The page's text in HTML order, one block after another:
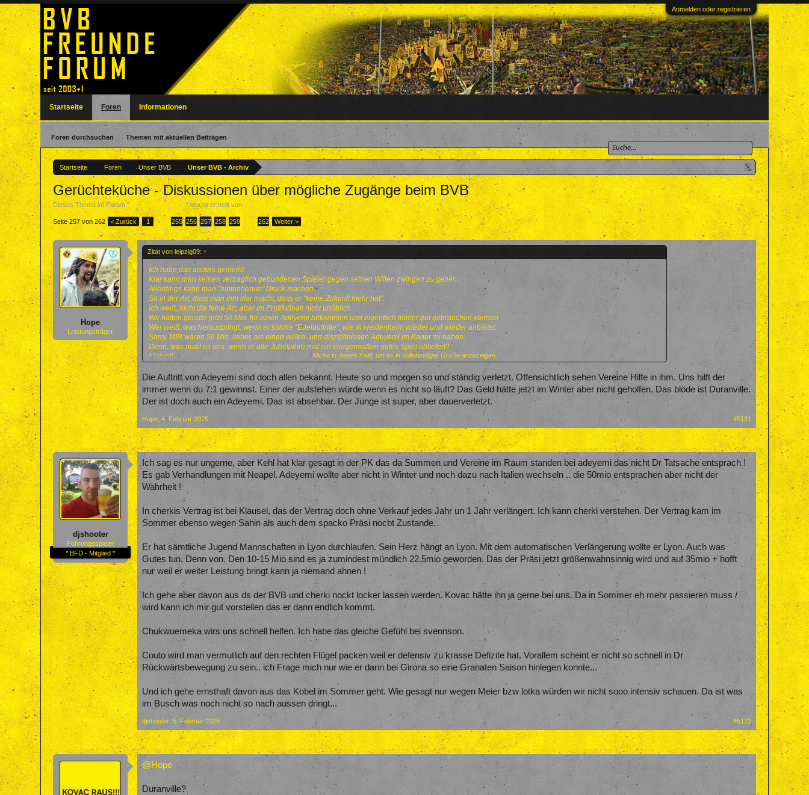
Anmelden oder registrieren
Startseite Foren Unser BVB Unser BVB - Archiv
Gerüchteküche - Diskussionen über mögliche Zugänge beim BVB
Dieses Thema im Forum "Unser BVB - Archiv" wurde erstellt vonhotzenplotz 5. August 2018.
Seite 257 von 262 < Zurück 1 ← 255 256 257 258 259 → 262 Weiter >
Hope
Leistungsträger
Zitat von leipzig09: ↑
Ich habe das anders gemeint.
Klar kann man keinen vertraglich gebundenen Spieler gegen seinen Willen zwingen zu gehen.
Allerdings kann man "hintenherum" Druck machen.
So in der Art, dass man ihm klar macht, dass er "keine Zukunft mehr hat".
Ich weiß, nicht die feine Art, aber im Profifußball nicht unüblich.
Wir hätten gerade jetzt 50 Mio. für einen Adeyemi bekommen und eigentlich immer gut gebrauchen können.
Wer weiß, was herauspringt, wenn er solche "Edelauftritte", wie in Heidenheim wieder und wieder anbietet.
Sorry, MIR wären 50 Mio. lieber, als einen willen- und disziplinlosen Adeyemi im Kader zu haben.
Denn, was nützt es uns, wenn er alle Jubeljahre mal ein einigermaßen gutes Spiel abliefert?
Nichts!!
Im Gegenteil, er verschlingt für sehr, sehr wenig sein fettes Gehalt, blockiert z.B. Duranville den Platz bzw. dessen Weiterentwicklung.
Sorry, irgendwie fände ich es da richtig, wenn man ihm eine Ansage gemacht hätte, zu gehen.
Vielleicht hat man das ja sogar und er ist trotzdem nicht bereit gewesen, zu gehen.
Dann hast Du natürlich recht.
Es ist aus vertraglicher Sicht legitim, wenn er ablehnt.
Aus meiner Sicht ist es trotzdem beschissen, denn wer weiß, ob jemand bei weiteren "Heidenheim-Auftritten" jemals wieder 50 Mille für den bietet.
Klicke in dieses Feld, um es in vollständiger Größe anzuzeigen.
Die Auftritt von Adeyemi sind doch allen bekannt. Heute so und morgen so und ständig verletzt. Offensichtlich sehen Vereine Hilfe in ihm. Uns hilft der
immer wenn du 7:1 gewinnst. Einer der aufstehen würde wenn es nicht so läuft? Das Geld hätte jetzt im Winter aber nicht geholfen. Das blöde ist Duranville.
Der ist doch auch ein Adeyemi. Das ist absehbar. Der Junge ist super, aber dauerverletzt.
Hope 4. Februar 2025 #5121
djshooter
Führungsspieler
* BFD - Mitglied *
Ich sag es nur ungerne, aber Kehl hat klar gesagt in der PK das da Summen und Vereine im Raum standen bei adeyemi das nicht Dr Tatsache entsprach !
Es gab Verhandlungen mit Neapel. Adeyemi wollte aber nicht in Winter und noch dazu nach Italien wechseln .. die 50mio entsprachen aber nicht der
Wahrheit !
In cherkis Vertrag ist bei Klausel, das der Vertrag doch ohne Verkauf jedes Jahr un 1 Jahr verlängert. Ich kann cherki verstehen. Der Vertrag kam im
Sommer ebenso wegen Sahin als auch dem spacko Präsi nocbt Zustande..
Er hat sämtliche Jugend Mannschaften in Lyon durchlaufen. Sein Herz hängt an Lyon. Mit dem automatischen Verlängerung wollte er Lyon. Auch was
Gutes tun. Denn von. Den 10-15 Mio sind es ja zumindest mündlich 22.5mio geworden. Das der Präsi jetzt größenwahnsinnig wird und auf 35mio + hofft
nur weil er weiter Leistung bringt kann ja niemand ahnen !
Ich gehe aber davon aus ds der BVB und cherki nockt locker lassen werden. Kovac hätte ihn ja gerne bei uns. Da in Sommer eh mehr passieren muss /
wird kann ich mir gut vorstellen das er dann endlich kommt.
Chukwuemeka wirs uns schnell helfen. Ich habe das gleiche Gefühl bei svennson.
Couto wird man vermutlich auf den rechten Flügel packen weil er defensiv zu krasse Defizite hat. Vorallem scheint er nicht so schnell in Dr
Rückwärtsbewegung zu sein.. ich Frage mich nur wie er dann bei Girona so eine Granaten Saison hinlegen konnte...
Und ich gehe ernsthaft davon aus das Kobel im Sommer geht. Wie gesagt nur wegen Meier bzw lotka würden wir nicht sooo intensiv schauen. Da ist was
im Busch was noch nicht so nach aussen dringt...
djshooter 5. Februar 2025 #5122
@Hope
Duranville?
Startseite Foren
Foren durchsuchen Themen mit aktuellen Beiträgen
Informationen